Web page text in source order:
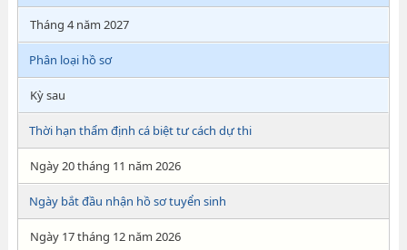
Tháng 4 năm 2027
Phân loại hồ sơ
Kỳ sau
Thời hạn thẩm định cá biệt tư cách dự thi
Ngày 20 tháng 11 năm 2026
Ngày bắt đầu nhận hồ sơ tuyển sinh
Ngày 17 tháng 12 năm 2026